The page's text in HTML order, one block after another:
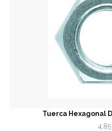
Tuerca Hexagonal
4,85